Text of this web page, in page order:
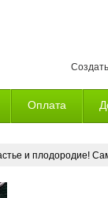
Оплата
и плодородие!